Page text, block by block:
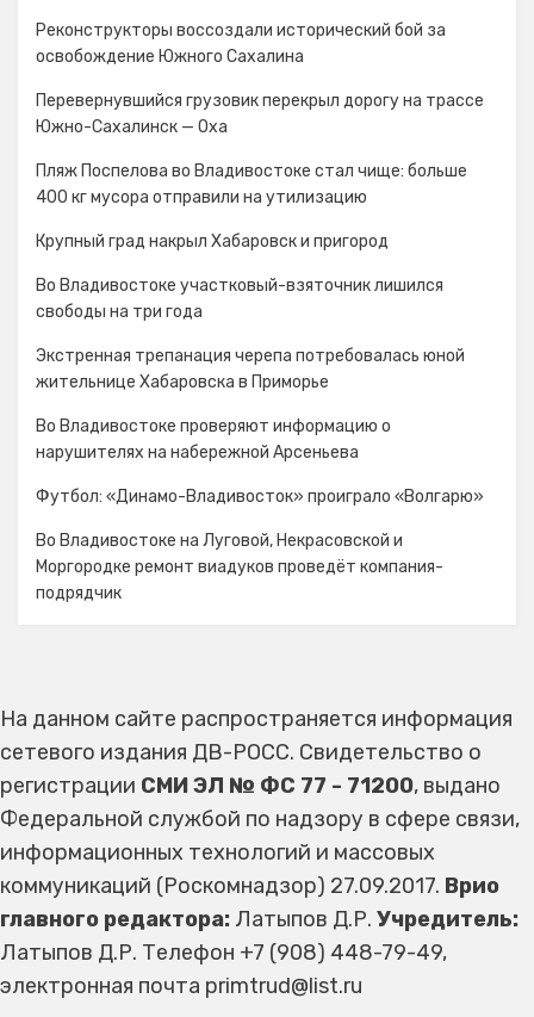
Реконструкторы воссоздали исторический бой за
освобождение Южного Сахалина
Перевернувшийся грузовик перекрыл дорогу на трассе
Южно-Сахалинск — Оха
Пляж Поспелова во Владивостоке стал чище: больше
400 кг мусора отправили на утилизацию
Крупный град накрыл Хабаровск и пригород
Во Владивостоке участковый-взяточник лишился
свободы на три года
Экстренная трепанация черепа потребовалась юной
жительнице Хабаровска в Приморье
Во Владивостоке проверяют информацию о
нарушителях на набережной Арсеньева
Футбол: «Динамо-Владивосток» проиграло «Волгарю»
Во Владивостоке на Луговой, Некрасовской и
Моргородке ремонт виадуков проведёт компания-
подрядчик
На данном сайте распространяется информация
сетевого издания ДВ-РОСС. Свидетельство о
регистрации СМИ ЭЛ № ФС 77 - 71200, выдано
Федеральной службой по надзору в сфере связи,
информационных технологий и массовых
коммуникаций (Роскомнадзор) 27.09.2017. Врио
главного редактора: Латыпов Д.Р. Учредитель:
Латыпов Д.Р. Телефон +7 (908) 448-79-49,
электронная почта primtrud@list.ru